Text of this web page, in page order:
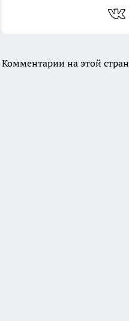
Комментарии на этой